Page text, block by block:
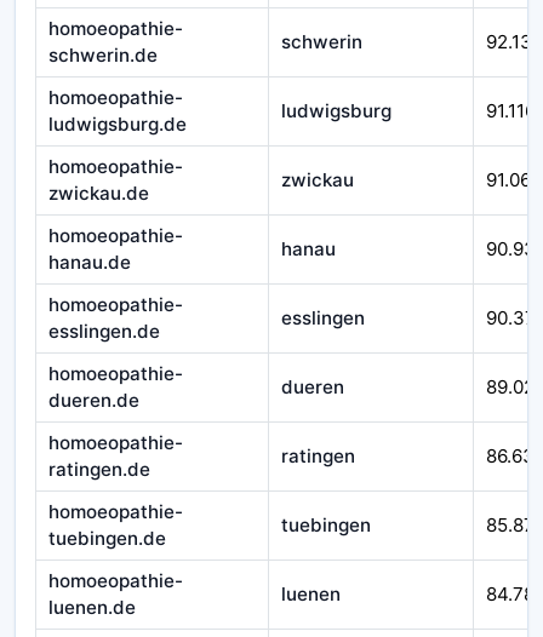
homoeopathie-
schwerin.de
schwerin 92.138
homoeopathie-
ludwigsburg.de
ludwigsburg 91.116
homoeopathie-
zwickau.de
zwickau 91.066
homoeopathie-
hanau.de
hanau
homoeopathie-
esslingen.de
esslingen
homoeopathie-
dueren.de
dueren
homoeopathie-
ratingen.de
ratingen
homoeopathie-
tuebingen.de
tuebingen 85.871
homoeopathie-
luenen.de
luenen